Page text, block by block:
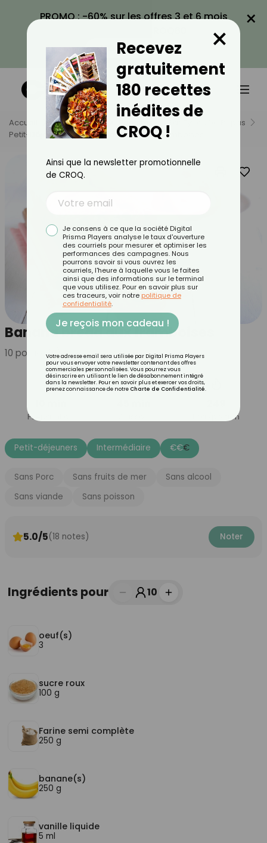
PROMO : -60% sur les offres 3 et 6 mois
VOIR LA PROMO
×
Accueil Nos Recettes
Par Types De Repas
Petit-Déjeuners
Banana Bread Aux Framboises
Banana bread aux framboises
10 portion(s)
Préparation kcal/portion
Petit-déjeuners Intermédiaire €€€
Sans Porc Sans fruits de mer
Sans alcool
Sans viande
Sans poisson
5.0/5(18 notes) Noter
Ingrédients pour 10
oeuf(s)
3
sucre roux
100 g
Farine semi complète
250 g
banane(s)
250 g
vanille liquide
5 ml
Recevez
gratuitement
180 recettes
inédites de
CROQ !
×
Ainsi que la newsletter promotionnelle
de CROQ.
Je consens à ce que la société Digital
Prisma Players analyse le taux d'ouverture
des courriels pour mesurer et optimiser les
performances des campagnes. Nous
pourrons savoir si vous ouvrez les
courriels, l'heure à laquelle vous le faites
ainsi que des informations sur le terminal
que vous utilisez. Pour en savoir plus sur
ces traceurs, voir notre politique de
confidentialité.
Je reçois mon cadeau !
Votre adresse email sera utilisée par Digital Prisma Players
pour vous envoyer votre newsletter contenant des offres
commerciales personnalisées. Vous pourrez vous
désinscrire en utilisant le lien de désabonnement intégré
dans la newsletter. Pour en savoir plus et exercer vos droits,
prenez connaissance de notre Charte de Confidentialité.